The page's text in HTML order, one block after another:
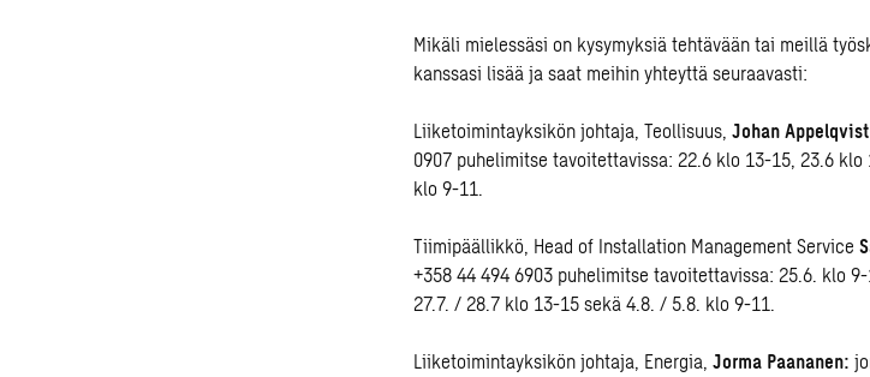
Mikäli mielessäsi on kysymyksiä tehtävään tai meillä
kanssasi lisää ja saat meihin yhteyttä seuraavasti:
Liiketoimintayksikön johtaja, Teollisuus, Johan Appelqvist
0907 puhelimitse tavoitettavissa: 22.6 klo 13-15, 23.6
klo 9-11.
Tiimipäällikkö, Head of Installation Management Service
+358 44 494 6903 puhelimitse tavoitettavissa: 25.6. klo
27.7. / 28.7 klo 13-15 sekä 4.8. / 5.8. klo 9-11.
Liiketoimintayksikön johtaja, Energia, Jorma Paananen: